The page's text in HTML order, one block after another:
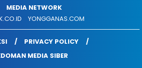
MEDIA NETWORK
YONGGANAS.COM
PRIVACY POLICY
MEDIA SIBER